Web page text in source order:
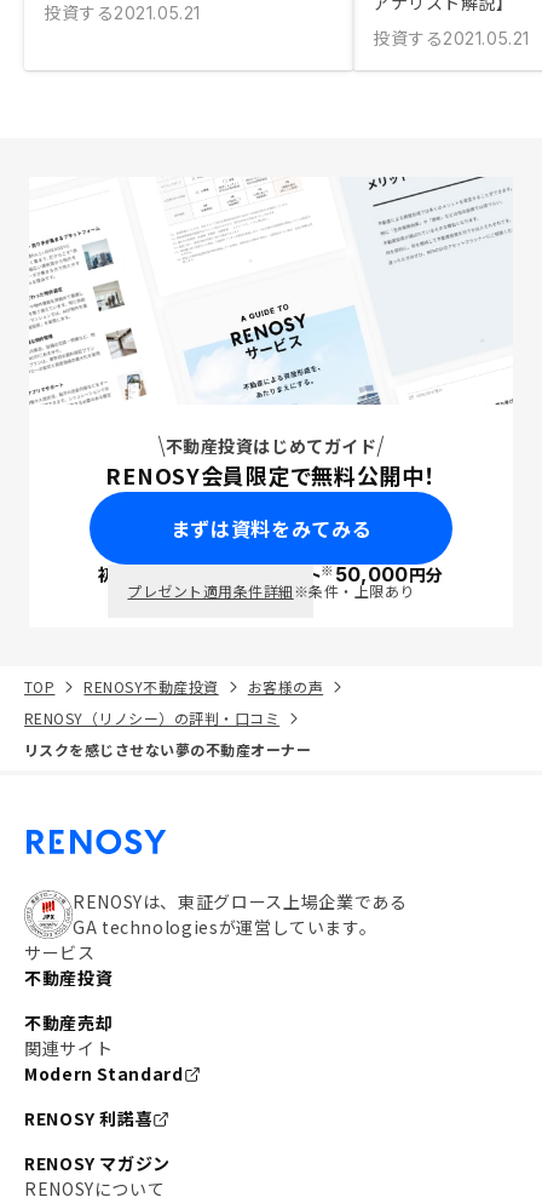
投資する2021.05.21
投資する2021.05.21
不動産投資はじめてガイド
RENOSY会員限定で無料公開中！
まずは資料をみてみる
初回面談で ポイント※50,000円分
プレゼント適用条件詳細※条件・上限あり
TOP RENOSY不動産投資
お客様の声
RENOSY（リノシー）の評判・口コミ
リスクを感じさせない夢の不動産オーナー
RENOSYは、東証グロース上場企業である
GA technologiesが運営しています。
サービス
不動産投資
不動産売却
関連サイト
Modern Standard
RENOSY 利諾喜
RENOSY マガジン
RENOSYについて